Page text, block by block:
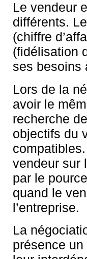
Le vendeur
différents.
(chiffre
(fidélisation
ses besoins
Lors de la
avoir le
recherche
objectifs du
vendeur sur
par le
quand le
l’entreprise.
La
présence